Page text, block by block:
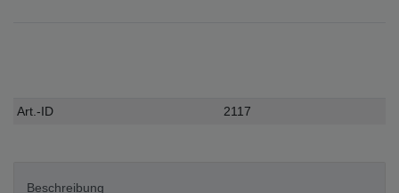
Technisches
Wert
Art.-ID 2117
Beschreibung